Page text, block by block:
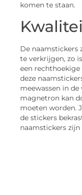
komen te staan.
De naamstickers
te verkrijgen, zo
een
deze
meewassen in de
magnetron kan
moeten worden.
de stickers
naamstickers zijn